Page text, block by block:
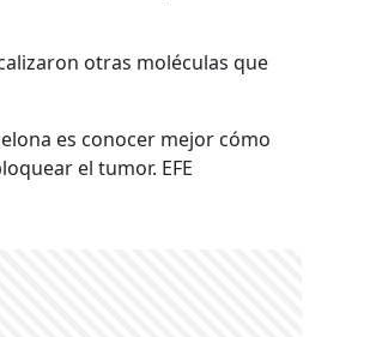
otras moléculas que
es conocer mejor cómo
el tumor. EFE